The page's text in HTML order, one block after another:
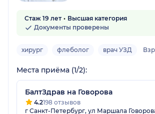
Стаж 19 лет
Высшая категория
Документы проверены
хирург флеболог врач УЗД
Места приёма (1/2):
БалтЗдрав на Говорова
4.2198 отзывов
г Санкт-Петербург, ул Маршала